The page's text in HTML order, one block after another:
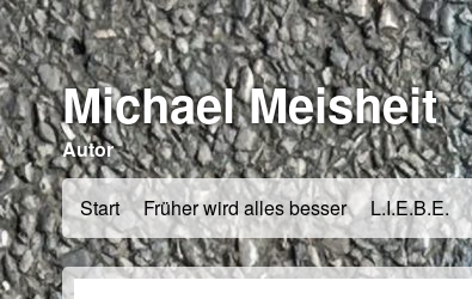
Michael Meisheit
Autor
Start Früher wird alles besser L.I.E.B.E.